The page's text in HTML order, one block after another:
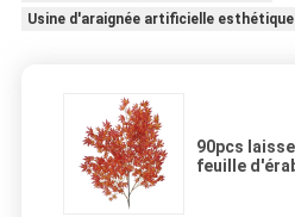
Usine d'araignée artificielle esthétique
90pcs
feuille